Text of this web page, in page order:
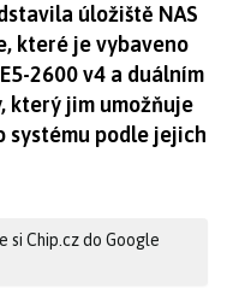
úložiště NAS
které je vybaveno
2600 v4 a duálním
který jim umožňuje
podle jejich
si Chip.cz do Google